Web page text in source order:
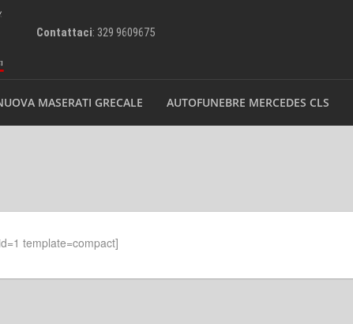
Contattaci: 329 9609675
MASERATI GRECALE AUTOFUNEBRE MERCEDES CLS
template=compact]